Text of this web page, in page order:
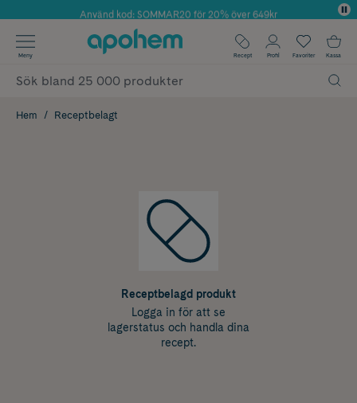
Årets Butik 2025 inom Skönhet
Använd kod: SOMMAR20 för 20% över 649kr
✓ Fri frakt
✓ Poäng på alla köp*
Meny Recept Profil Favoriter Kassa
Hem Receptbelagt
Receptbelagd produkt
Logga in för att se
lagerstatus och handla dina
recept.